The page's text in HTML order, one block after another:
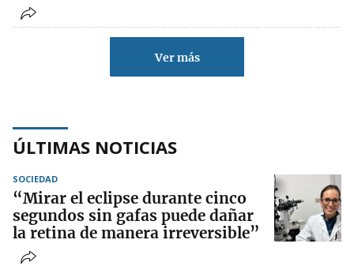
Ver más
ÚLTIMAS NOTICIAS
SOCIEDAD
“Mirar el eclipse durante cinco
segundos sin gafas puede dañar
la retina de manera irreversible”